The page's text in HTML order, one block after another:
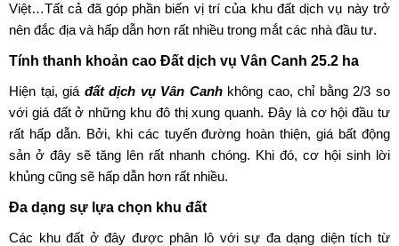
Việt…Tất cả đã góp phần biến vị trí của khu đất dịch vụ này trở
nên đắc địa và hấp dẫn hơn rất nhiều trong mắt các nhà đầu tư.
Tính thanh khoản cao Đất dịch vụ Vân Canh 25.2 ha
Hiện tại,giá đất dịch vụ Vân Canh không cao, chỉ bằng 2/3 so
với giá đất ở những khu đô thị xung quanh. Đây là cơ hội đầu tư
rất hấp dẫn. Bởi, khi các tuyến đường hoàn thiện, giá bất động
sản ở đây sẽ tăng lên rất nhanh chóng. Khi đó, cơ hội sinh lời
khủng cũng sẽ hấp dẫn hơn rất nhiều.
Đa dạng sự lựa chọn khu đất
Các khu đất ở đây được phân lô với sự đa dạng diện tích từ